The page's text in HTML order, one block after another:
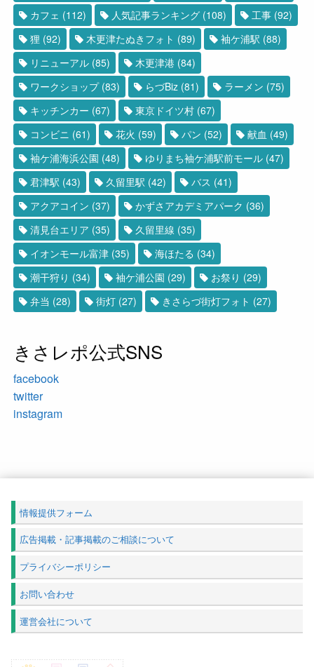
カフェ (112) 人気記事ランキング (108) 工事 (92)
狸 (92) 木更津たぬきフォト (89) 袖ケ浦駅 (88)
リニューアル (85) 木更津港 (84)
ワークショップ(83) らづBiz (81) ラーメン (75)
キッチンカー (67) 東京ドイツ村 (67)
コンビニ (61) 花火 (59) パン (52) 献血 (49)
袖ケ浦海浜公園 (48) ゆりまち袖ケ浦駅前モール (47)
君津駅 (43) 久留里駅 (42) バス (41)
アクアコイン (37) かずさアカデミアパーク (36)
清見台エリア (35) 久留里線 (35)
イオンモール富津 (35) 海ほたる (34)
潮干狩り (34) 袖ケ浦公園 (29) お祭り (29)
弁当 (28) 街灯 (27) きさらづ街灯フォト (27)
きさレポ公式SNS
facebook
twitter
instagram
情報提供フォーム
広告掲載・記事掲載のご相談について
プライバシーポリシー
お問い合わせ
運営会社について